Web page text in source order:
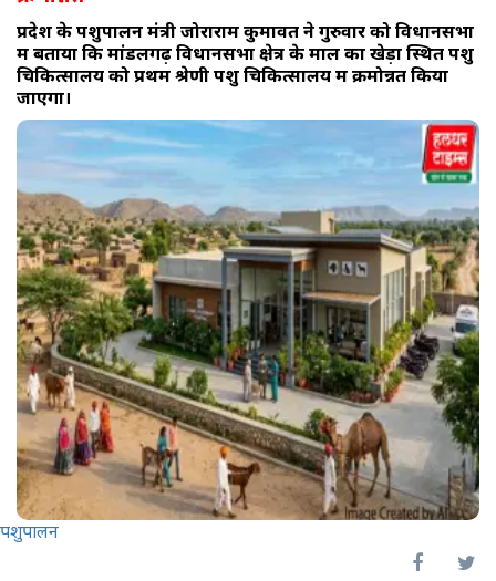
प्रदेश के पशुपालन मंत्री जोराराम कुमावत ने गुरुवार को विधानसभा
में बताया कि मांडलगढ़ विधानसभा क्षेत्र के माल का खेड़ा स्थित पशु
चिकित्सालय को प्रथम श्रेणी पशु चिकित्सालय में क्रमोन्नत किया
जाएगा।
पशुपालन